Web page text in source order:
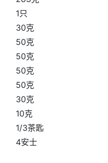
1只
30克
50克
50克
50克
50克
30克
10克
1/3茶匙
4安士